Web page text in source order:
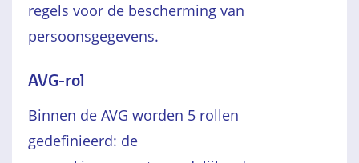
regels voor de bescherming van
persoonsgegevens.
AVG-rol
Binnen de AVG worden 5 rollen
gedefinieerd: de